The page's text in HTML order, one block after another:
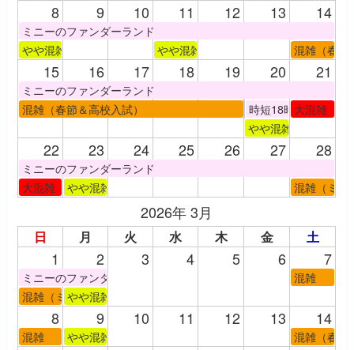
8 9 10 11 12 13 14
ミニーのファンダーランド
やや混雑
やや混雑（建国記念日） 混雑（春節
15 16 17 18 19 20 21
ミニーのファンダーランド
混雑（春節＆高校入試）
時短18時半閉園
大混雑（春
やや混雑（春節＆時
22 23 24 25 26 27 28
ミニーのファンダーランド
大混雑（春節＆三連休）
やや混雑（三連休） 混雑（ミニ
2026年 3月
日 月 火 水 木 金 土
1 2 3 4 5 6 7
ミニーのファンダーランド
混雑
混雑（ミニパル週末ラスト）
やや混雑（ミニパルラス日）
8 9 10 11 12 13 14
混雑 やや混雑（ヴァネパル一部グッズ、メニュー開始）混雑（春休